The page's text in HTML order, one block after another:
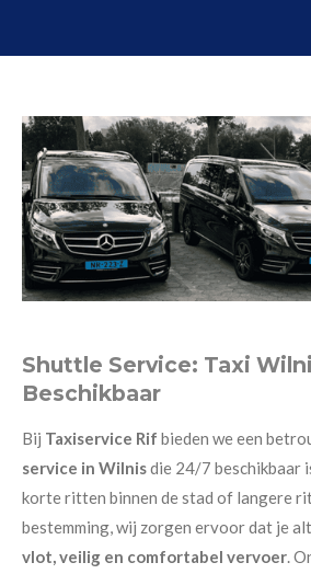
Shuttle Service: Taxi
Beschikbaar
Bij Taxiservice Rif bieden we een
service in Wilnisdie 24/7 beschikbaar
korte ritten binnen de stad of langere
bestemming, wij zorgen ervoor dat je
vlot, veilig en comfortabel vervoer .